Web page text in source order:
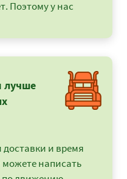
Поэтому у нас
лучше
и время
можете написать